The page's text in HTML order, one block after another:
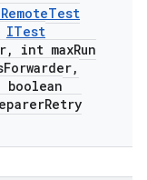
Test
ITest
, int maxRun
Forwarder,
boolean
Retry